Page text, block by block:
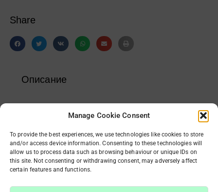
Manage Cookie Consent
To provide the best experiences, we use technologies like cookies to store
and/or access device information. Consenting to these technologies will
allow us to process data such as browsing behaviour or unique IDs on
this site. Not consenting or withdrawing consent, may adversely affect
certain features and functions.
Share
Описание
смягчает кутикулу, питает кожу и ногти
Предназначен для рук, ног, ног и всего
тела.
для ежедневного использования